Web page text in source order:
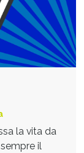
la vita da
il